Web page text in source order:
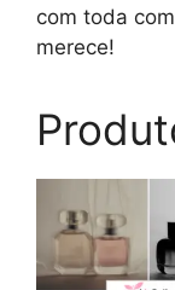
com toda
merece!